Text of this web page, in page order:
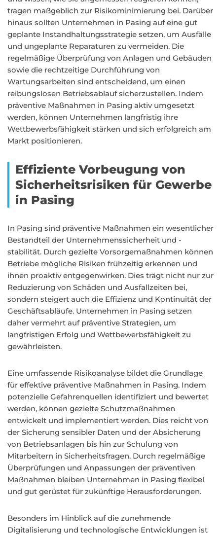
tragen maßgeblich zur Risikominimierung bei. Darüber
hinaus sollten Unternehmen in Pasing auf eine gut
geplante Instandhaltungsstrategie setzen, um Ausfälle
und ungeplante Reparaturen zu vermeiden. Die
regelmäßige Überprüfung von Anlagen und Gebäuden
sowie die rechtzeitige Durchführung von
Wartungsarbeiten sind entscheidend, um einen
reibungslosen Betriebsablauf sicherzustellen. Indem
präventive Maßnahmen in Pasing aktiv umgesetzt
werden, können Unternehmen langfristig ihre
Wettbewerbsfähigkeit stärken und sich erfolgreich am
Markt positionieren.
Effiziente Vorbeugung von
Sicherheitsrisiken für Gewerbe
in Pasing
In Pasing sind präventive Maßnahmen ein wesentlicher
Bestandteil der Unternehmenssicherheit und -
stabilität. Durch gezielte Vorsorgemaßnahmen können
Betriebe mögliche Risiken frühzeitig erkennen und
ihnen proaktiv entgegenwirken. Dies trägt nicht nur zur
Reduzierung von Schäden und Ausfallzeiten bei,
sondern steigert auch die Effizienz und Kontinuität der
Geschäftsabläufe. Unternehmen in Pasing setzen
daher vermehrt auf präventive Strategien, um
langfristigen Erfolg und Wettbewerbsfähigkeit zu
gewährleisten.
Eine umfassende Risikoanalyse bildet die Grundlage
für effektive präventive Maßnahmen in Pasing. Indem
potenzielle Gefahrenquellen identifiziert und bewertet
werden, können gezielte Schutzmaßnahmen
entwickelt und implementiert werden. Dies reicht von
der Sicherung sensibler Daten und der Absicherung
von Betriebsanlagen bis hin zur Schulung von
Mitarbeitern in Sicherheitsfragen. Durch regelmäßige
Überprüfungen und Anpassungen der präventiven
Maßnahmen bleiben Unternehmen in Pasing flexibel
und gut gerüstet für zukünftige Herausforderungen.
Besonders im Hinblick auf die zunehmende
Digitalisierung und technologische Entwicklungen ist